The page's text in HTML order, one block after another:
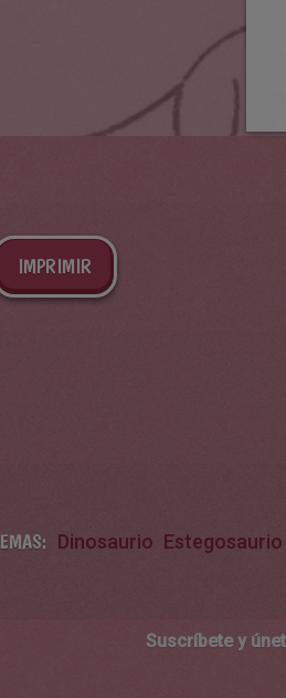
IMPRIMIR
Dinosaurio Estegosaurio
Suscríbete y